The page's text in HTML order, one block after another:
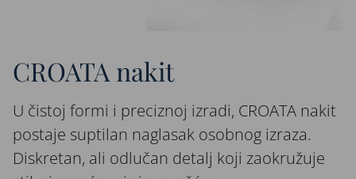
CROATA nakit
U čistoj formi i preciznoj izradi, CROATA nakit
postaje suptilan naglasak osobnog izraza.
Diskretan, ali odlučan detalj koji zaokružuje